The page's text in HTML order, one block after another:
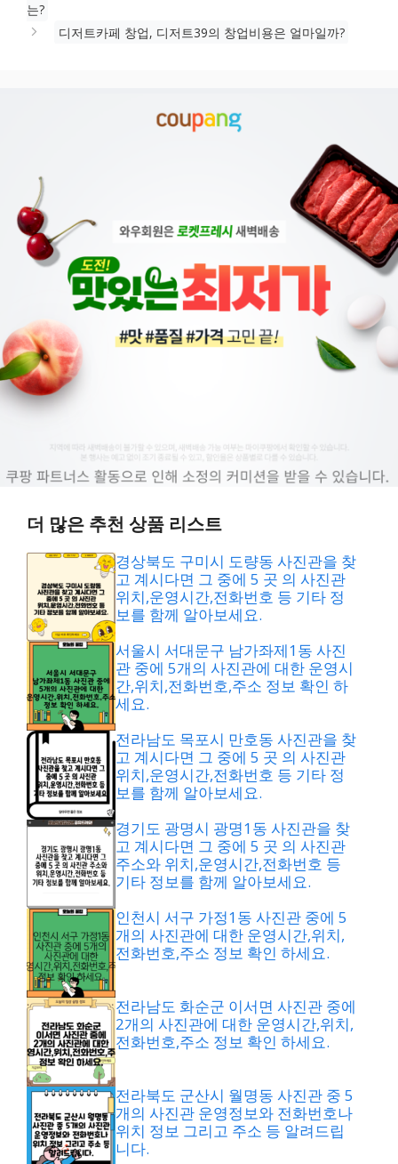
는?
디저트카페 창업, 디저트39의 창업비용은 얼마일까?
더 많은 추천 상품 리스트
경상북도 구미시 도량동 사진관을 찾
고 계시다면 그 중에 5 곳 의 사진관
위치,운영시간,전화번호 등 기타 정
보를 함께 알아보세요.
서울시 서대문구 남가좌제1동 사진
관 중에 5개의 사진관에 대한 운영시
간,위치,전화번호,주소 정보 확인 하
세요.
전라남도 목포시 만호동 사진관을 찾
고 계시다면 그 중에 5 곳 의 사진관
위치,운영시간,전화번호 등 기타 정
보를 함께 알아보세요.
경기도 광명시 광명1동 사진관을 찾
고 계시다면 그 중에 5 곳 의 사진관
주소와 위치,운영시간,전화번호 등
기타 정보를 함께 알아보세요.
인천시 서구 가정1동 사진관 중에 5
개의 사진관에 대한 운영시간,위치,
전화번호,주소 정보 확인 하세요.
전라남도 화순군 이서면 사진관 중에
2개의 사진관에 대한 운영시간,위치,
전화번호,주소 정보 확인 하세요.
전라북도 군산시 월명동 사진관 중 5
개의 사진관 운영정보와 전화번호나
위치 정보 그리고 주소 등 알려드립
니다.